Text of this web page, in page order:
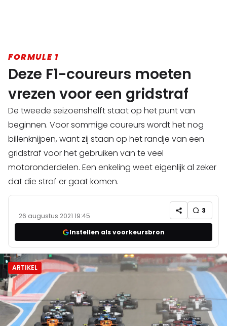
FORMULE 1
Deze F1-coureurs moeten
vrezen voor een gridstraf
De tweede seizoenshelft staat op het punt van
beginnen. Voor sommige coureurs wordt het nog
billenknijpen, want zij staan op het randje van een
gridstraf voor het gebruiken van te veel
motoronderdelen. Een enkeling weet eigenlijk al zeker
dat die straf er gaat komen.
26 augustus 2021 19:45
3
Instellen als voorkeursbron
ARTIKEL